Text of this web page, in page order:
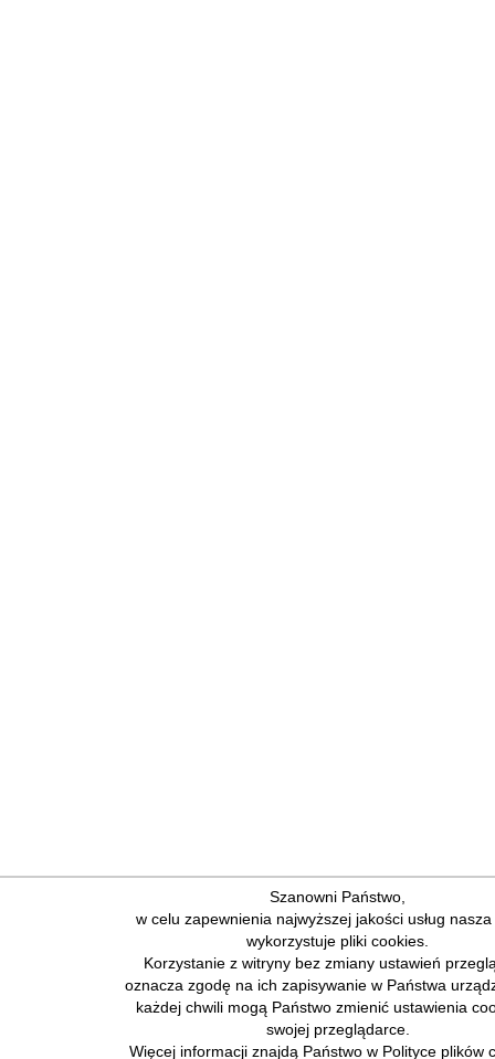
Szanowni Państwo,
w celu zapewnienia najwyższej jakości usług
wykorzystuje pliki cookies.
Korzystanie z witryny bez zmiany ustawień
oznacza zgodę na ich zapisywanie w Państwa
każdej chwili mogą Państwo zmienić ustawienia
swojej przeglądarce.
Więcej informacji znajdą Państwo w Polityce plików